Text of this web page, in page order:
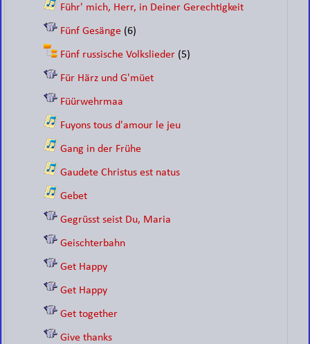
Führ' mich, Herr, in Deiner Gerechtigkeit
Fünf Gesänge (6)
Fünf russische Volkslieder (5)
Für Härz und G'müet
Füürwehrmaa
Fuyons tous d'amour le jeu
Gang in der Frühe
Gaudete Christus est natus
Gebet
Gegrüsst seist Du, Maria
Geischterbahn
Get Happy
Get Happy
Get together
Give thanks